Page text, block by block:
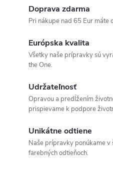
Doprava zdarma
Pri nákupe nad 65 Eur máte
Európska kvalita
Všetky naše prípravky sú
the One.
Udržateľnosť
Opravou a predĺžením
prispievame k podpore
Unikátne odtiene
Naše prípravky ponúkame v
farebných odtieňoch.